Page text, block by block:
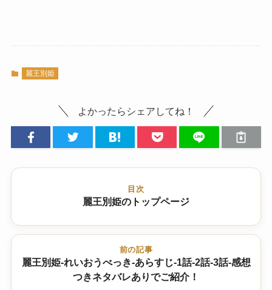
麗王別姫
よかったらシェアしてね！
目次
麗王別姫のトップページ
前の記事
麗王別姫-れいおうべっき-あらすじ-1話-2話-3話-感想
つきネタバレありでご紹介！